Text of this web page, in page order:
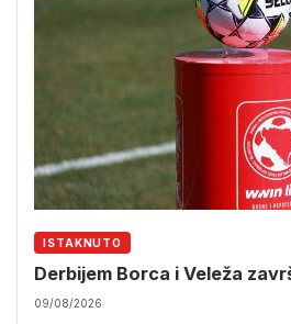
ISTAKNUTO
Derbijem Borca i Veleža
09/08/2026